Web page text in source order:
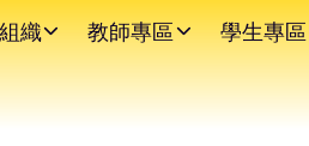
織 教師專區 學生專區